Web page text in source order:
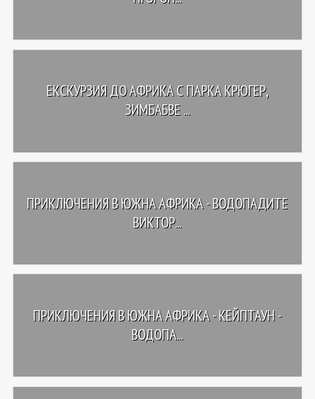
ЕКСКУРЗИЯ ДО АФРИКА С ПАРКА КРЮГЕР,
ЗИМБАБВЕ ...
ПРИКЛЮЧЕНИЯ В ЮЖНА АФРИКА - ВОДОПАДИТЕ
ВИКТОР...
ПРИКЛЮЧЕНИЯ В ЮЖНА АФРИКА - КЕЙПТАУН -
ВОДОПА...